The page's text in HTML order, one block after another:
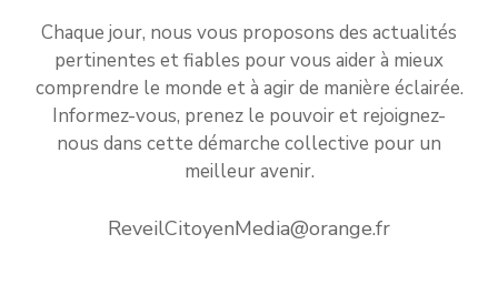
Chaque jour, nous vous proposons des actualités
pertinentes et fiables pour vous aider à mieux
comprendre le monde et à agir de manière éclairée.
Informez-vous, prenez le pouvoir et rejoignez-
nous dans cette démarche collective pour un
meilleur avenir.
ReveilCitoyenMedia@orange.fr